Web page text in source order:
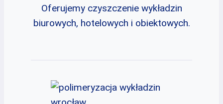
Oferujemy czyszczenie wykładzin
biurowych, hotelowych i obiektowych.